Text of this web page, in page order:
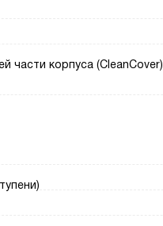
части корпуса (CleanCover)